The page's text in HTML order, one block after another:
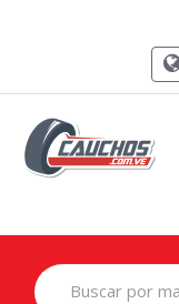
Search
for: